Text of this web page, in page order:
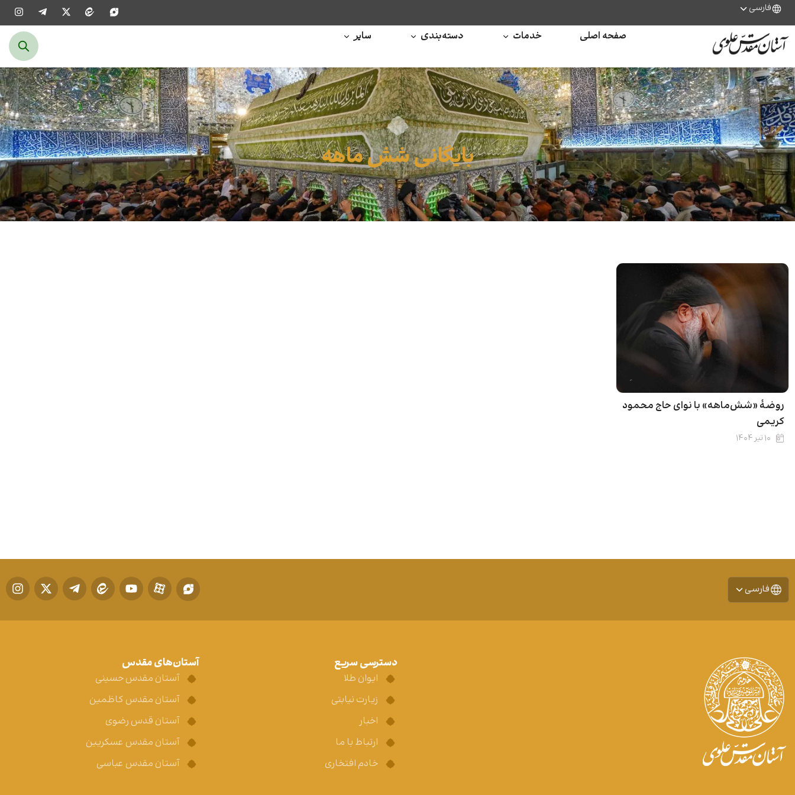
فارسی
صفحه اصلی خدمات دسته‌بندی سایر
بایگانی شش ماهه
روضۀ «شش‌ماهه» با نوای حاج محمود
کریمی
۱۰ تیر ۱۴۰۴
فارسی
دسترسی سریع
ایوان طلا
زیارت نیابتی
اخبار
ارتباط با ما
خادم افتخاری
آستان‌های مقدس
آستان مقدس حسینی
آستان مقدس کاظمین
آستان قدس رضوی
آستان مقدس عسکریین
آستان مقدس عباسی